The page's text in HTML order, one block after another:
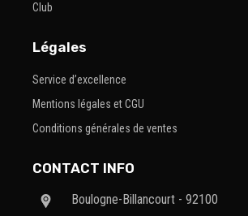
Club
Légales
Service d’excellence
Mentions légales et CGU
Conditions générales de ventes
CONTACT INFO
Boulogne-Billancourt - 92100